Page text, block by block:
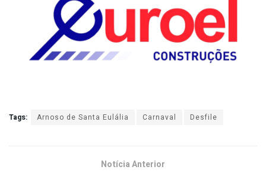
Tags: Arnoso de Santa Eulália Carnaval Desfile
Notícia Anterior